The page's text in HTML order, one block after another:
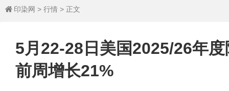
 印染网 > 行情 > 正文
5月22-28日美国2025/26年
前周增长21%